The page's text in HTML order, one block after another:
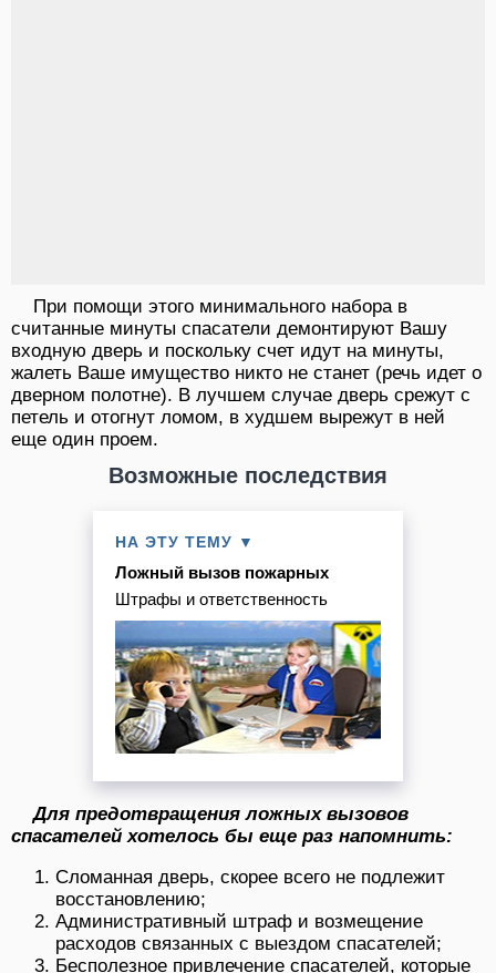
При помощи этого минимального набора в
считанные минуты спасатели демонтируют Вашу
входную дверь и поскольку счет идут на минуты,
жалеть Ваше имущество никто не станет (речь идет о
дверном полотне). В лучшем случае дверь срежут с
петель и отогнут ломом, в худшем вырежут в ней
еще один проем.
Возможные последствия
НА ЭТУ ТЕМУ ▼
Ложный вызов пожарных
Штрафы и ответственность
Для предотвращения ложных вызовов
спасателей хотелось бы еще раз напомнить:
Сломанная дверь, скорее всего не подлежит
восстановлению;
Административный штраф и возмещение
расходов связанных с выездом спасателей;
Бесполезное привлечение спасателей, которые